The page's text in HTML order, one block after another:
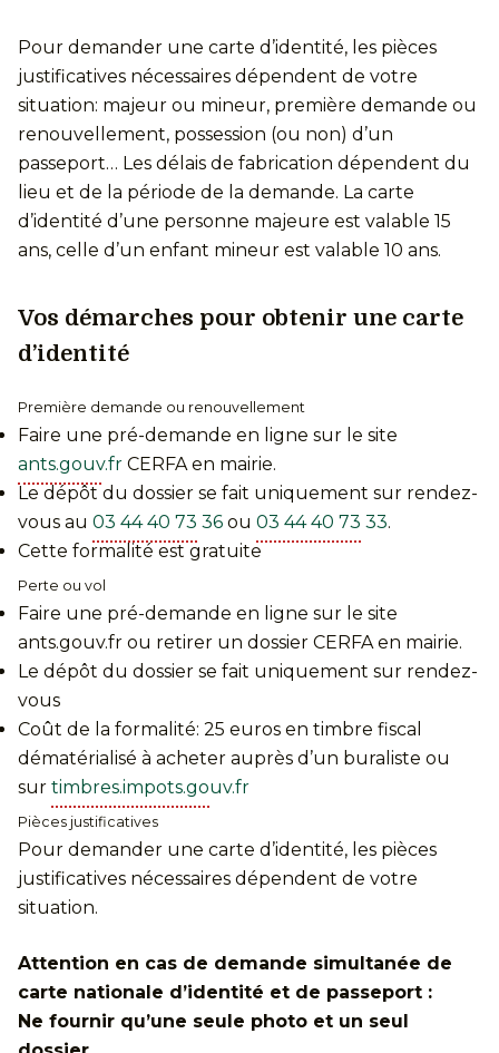
Pour demander une carte d’identité, les pièces
justificatives nécessaires dépendent de votre
situation: majeur ou mineur, première demande ou
renouvellement, possession (ou non) d’un
passeport… Les délais de fabrication dépendent du
lieu et de la période de la demande. La carte
d’identité d’une personne majeure est valable 15
ans, celle d’un enfant mineur est valable 10 ans.
Vos démarches pour obtenir une carte
d’identité
Première demande ou renouvellement
Faire une pré-demande en ligne sur le site
ants.gouv.fr CERFA en mairie.
Le dépôt du dossier se fait uniquement sur rendez-
vous au 03 44 40 73 36 ou 03 44 40 73 33.
Cette formalité est gratuite
Perte ou vol
Faire une pré-demande en ligne sur le site
ants.gouv.fr ou retirer un dossier CERFA en mairie.
Le dépôt du dossier se fait uniquement sur rendez-
vous
Coût de la formalité: 25 euros en timbre fiscal
dématérialisé à acheter auprès d’un buraliste ou
sur timbres.impots.gouv.fr
Pièces justificatives
Pour demander une carte d’identité, les pièces
justificatives nécessaires dépendent de votre
situation.
Attention en cas de demande simultanée de
carte nationale d’identité et de passeport :
Ne fournir qu’une seule photo et un seul